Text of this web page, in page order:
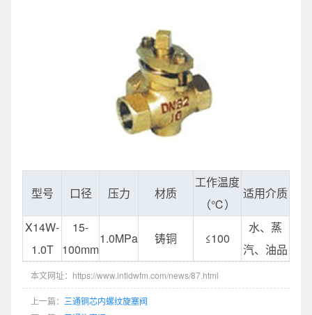
型号 口径 压力 材质
工作温度
（℃）
适用介质
X14W-
1.0T
15-
100mm
1.0MPa 铸铜 ≤100
水、蒸
汽、油品
本文网址：https://www.lntldwfm.com/news/87.html
上一篇： 三通铜芯内螺纹旋塞阀